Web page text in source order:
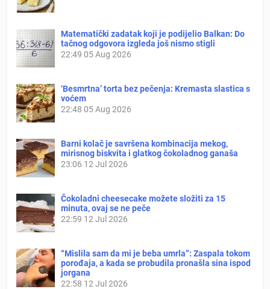
Matematički zadatak koji je podijelio Balkan: Do
tačnog odgovora izgleda još nismo stigli
22:49 05 Aug 2026
‘Besmrtna’ torta bez pečenja: Kremasta slastica s
voćem
22:48 05 Aug 2026
Barni kolač je savršena kombinacija mekog,
mirisnog biskvita i glatkog čokoladnog ganaša
23:06 12 Jul 2026
Čokoladni cheesecake možete složiti za 15
minuta, ovaj se ne peče
22:59 12 Jul 2026
“Mislila sam da mi je beba umrla”: Zaspala tokom
porođaja, a kada se probudila pronašla sina ispod
jorgana
22:58 12 Jul 2026